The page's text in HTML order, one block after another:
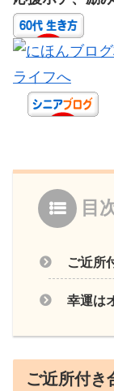
目
ご近所
幸運は
ご近所付き